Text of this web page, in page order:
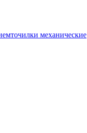
точилки механические